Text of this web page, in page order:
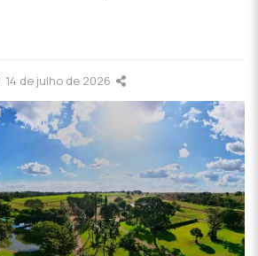
14 de julho de 2026